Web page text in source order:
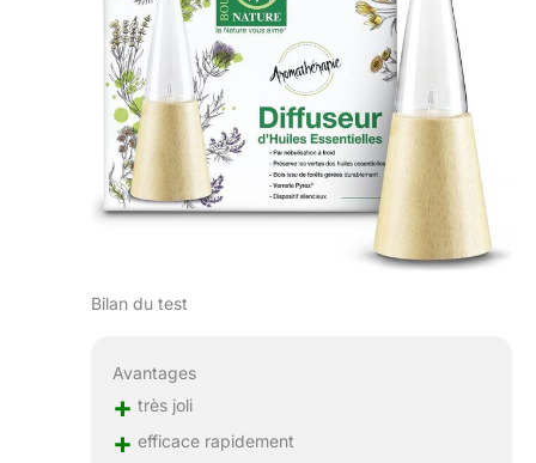
Bilan du test
Avantages
+ très joli
+ efficace rapidement